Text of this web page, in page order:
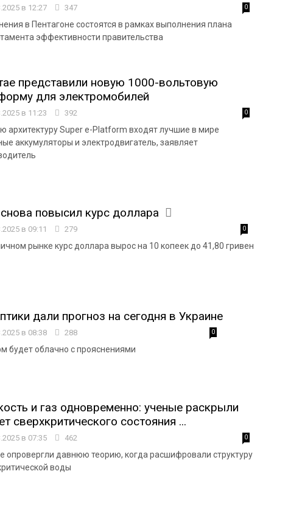
в 12:27 347 0
в Пентагоне состоятся в рамках выполнения плана
эффективности правительства
представили новую 1000-вольтовую
для электромобилей
в 11:23 392 0
архитектуру Super e-Platform входят лучшие в мире
аккумуляторы и электродвигатель, заявляет
повысил курс доллара
в 09:11 279 0
рынке курс доллара вырос на 10 копеек до 41,80 гривен
дали прогноз на сегодня в Украине
в 08:38 288 0
будет облачно с прояснениями
и газ одновременно: ученые раскрыли
сверхкритического состояния ...
в 07:35 462 0
опровергли давнюю теорию, когда расшифровали структуру
воды